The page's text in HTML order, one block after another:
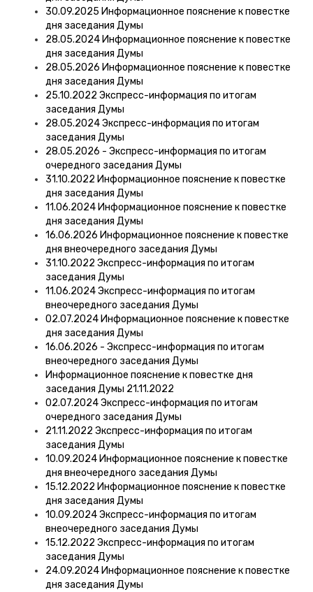
30.09.2025 Информационное пояснение к повестке
дня заседания Думы
28.05.2024 Информационное пояснение к повестке
дня заседания Думы
28.05.2026 Информационное пояснение к повестке
дня заседания Думы
25.10.2022 Экспресс-информация по итогам
заседания Думы
28.05.2024 Экспресс-информация по итогам
заседания Думы
28.05.2026 - Экспресс-информация по итогам
очередного заседания Думы
31.10.2022 Информационное пояснение к повестке
дня заседания Думы
11.06.2024 Информационное пояснение к повестке
дня заседания Думы
16.06.2026 Информационное пояснение к повестке
дня внеочередного заседания Думы
31.10.2022 Экспресс-информация по итогам
заседания Думы
11.06.2024 Экспресс-информация по итогам
внеочередного заседания Думы
02.07.2024 Информационное пояснение к повестке
дня заседания Думы
16.06.2026 - Экспресс-информация по итогам
внеочередного заседания Думы
Информационное пояснение к повестке дня
заседания Думы 21.11.2022
02.07.2024 Экспресс-информация по итогам
очередного заседания Думы
21.11.2022 Экспресс-информация по итогам
заседания Думы
10.09.2024 Информационное пояснение к повестке
дня внеочередного заседания Думы
15.12.2022 Информационное пояснение к повестке
дня заседания Думы
10.09.2024 Экспресс-информация по итогам
внеочередного заседания Думы
15.12.2022 Экспресс-информация по итогам
заседания Думы
24.09.2024 Информационное пояснение к повестке
дня заседания Думы